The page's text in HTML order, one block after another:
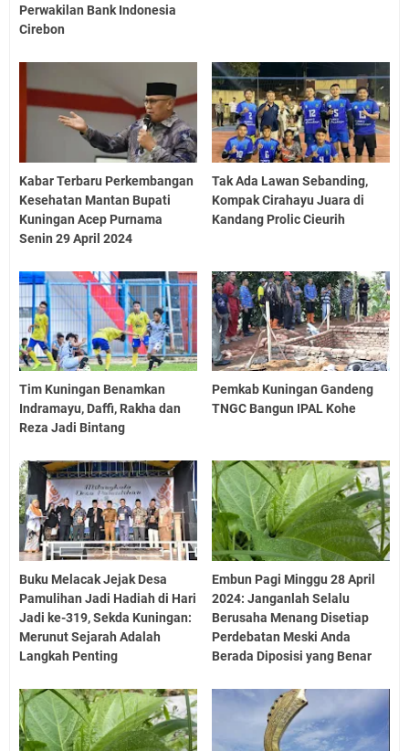
Perwakilan Bank Indonesia
Cirebon
Kabar Terbaru Perkembangan
Kesehatan Mantan Bupati
Kuningan Acep Purnama
Senin 29 April 2024
Tak Ada Lawan Sebanding,
Kompak Cirahayu Juara di
Kandang Prolic Cieurih
Tim Kuningan Benamkan
Indramayu, Daffi, Rakha dan
Reza Jadi Bintang
Pemkab Kuningan Gandeng
TNGC Bangun IPAL Kohe
Buku Melacak Jejak Desa
Pamulihan Jadi Hadiah di Hari
Jadi ke-319, Sekda Kuningan:
Merunut Sejarah Adalah
Langkah Penting
Embun Pagi Minggu 28 April
2024: Janganlah Selalu
Berusaha Menang Disetiap
Perdebatan Meski Anda
Berada Diposisi yang Benar